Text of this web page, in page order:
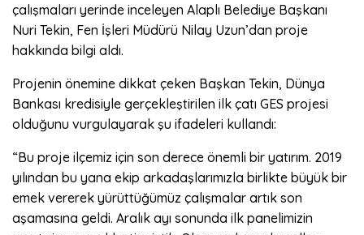
çalışmaları yerinde inceleyen Alaplı Belediye Başkanı
Nuri Tekin, Fen İşleri Müdürü Nilay Uzun’dan proje
hakkında bilgi aldı.
Projenin önemine dikkat çeken Başkan Tekin, Dünya
Bankası kredisiyle gerçekleştirilen ilk çatı GES projesi
olduğunu vurgulayarak şu ifadeleri kullandı:
“Bu proje ilçemiz için son derece önemli bir yatırım. 2019
yılından bu yana ekip arkadaşlarımızla birlikte büyük bir
emek vererek yürüttüğümüz çalışmalar artık son
aşamasına geldi. Aralık ayı sonunda ilk panelimizin